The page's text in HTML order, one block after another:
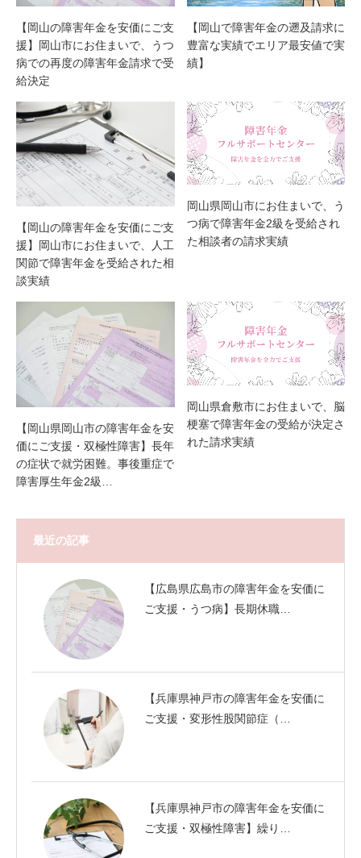
【岡山の障害年金を安価にご支
援】岡山市にお住まいで、うつ
病での再度の障害年金請求で受
給決定
【岡山で障害年金の遡及請求に
豊富な実績でエリア最安値で実
績】
【岡山の障害年金を安価にご支
援】岡山市にお住まいで、人工
関節で障害年金を受給された相
談実績
岡山県岡山市にお住まいで、う
つ病で障害年金2級を受給され
た相談者の請求実績
【岡山県岡山市の障害年金を安
価にご支援・双極性障害】長年
の症状で就労困難。事後重症で
障害厚生年金2級…
岡山県倉敷市にお住まいで、脳
梗塞で障害年金の受給が決定さ
れた請求実績
最近の記事
【広島県広島市の障害年金を安価に
ご支援・うつ病】長期休職…
【兵庫県神戸市の障害年金を安価に
ご支援・変形性股関節症（…
【兵庫県神戸市の障害年金を安価に
ご支援・双極性障害】繰り…